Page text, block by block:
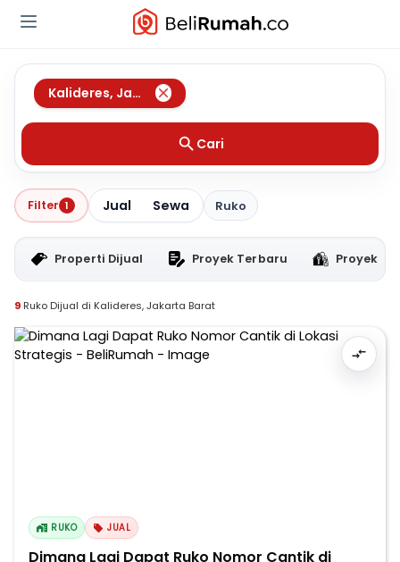
Kalideres, Jakarta Barat
Cari
Filter 1 Jual Sewa Ruko
Properti Dijual Proyek Terbaru Proyek
9 Ruko Dijual di Kalideres, Jakarta Barat
RUKO JUAL
Dimana Lagi Dapat Ruko Nomor Cantik di